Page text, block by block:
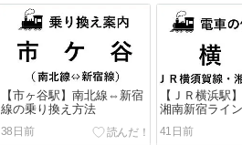
【市ヶ谷駅】南北線⇔新宿
線の乗り換え方法
38日前
【ＪＲ横浜駅
湘南新宿ライ
段・エスカレ
ベーターに近
41日前